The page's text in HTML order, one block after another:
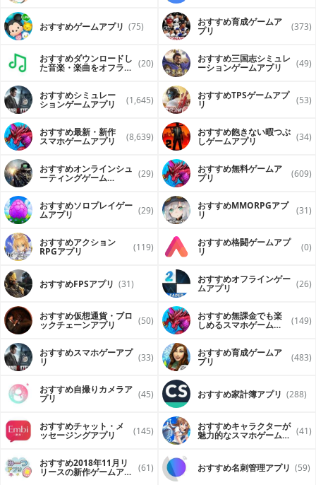
もちろんキャラクター全員フルボイスです
[スタッフ]
原画 ：ぺこ
[ゲームの遊び方]
画面タップ : シナリオメッセージを次に送ります。/選択肢や
メニューを選びます。
右フリック : SKIPモードになります。
左フリック : AUTOモードになります。
上フリック : メッセージウィンドウを消します。
下フリック : バックログを表示します。
2点タップ : セーブ/ロード/環境設定/タイトルに戻る/ヘルプ/
バージョン情報を選択できます。
おすすめゲームアプリ (75) おすすめ育成ゲームア
プリ (373)
おすすめダウンロードし
た音楽・楽曲をオフライ (20) おすすめ三国志シミュレ
ーションゲームアプリ (49)
おすすめシミュレー
ションゲームアプリ (1,645) おすすめTPSゲームアプ
リ (53)
おすすめ最新・新作
スマホゲームアプリ (8,639) おすすめ飽きない暇つぶ
しゲームアプリ (34)
おすすめオンラインシュ
ーティングゲーム (29) おすすめ無料ゲームア
プリ (609)
おすすめソロプレイゲー
ムアプリ (29) おすすめ MMORPGアプ
リ (31)
おすすめアクション
RPGアプリ (119) おすすめ格闘ゲームアプ
リ (0)
おすすめFPSアプリ (31) おすすめオフラインゲー
ムアプリ (26)
おすすめ仮想通貨・ブロ
ックチェーンアプリ (50) おすすめ無課金でも楽
しめるスマホゲームア (149)
おすすめスマホゲーアプ
リ (33) おすすめ育成ゲームア
プリ (483)
おすすめ自撮りカメラア
プリ (45) おすすめ家計簿アプリ (288)
おすすめチャット・メ
ッセージングアプリ (145) おすすめキャラクターが
魅力的なスマホゲームア (41)
おすすめ2018年11月リ
リースの新作ゲームアプ (61) おすすめ名刺管理アプリ (59)